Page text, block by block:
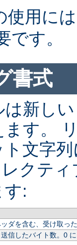
使用に
です。
書式
は新し
す。
文字
クテ
す:
ダを含む、受け取っ
信したバイト数。0